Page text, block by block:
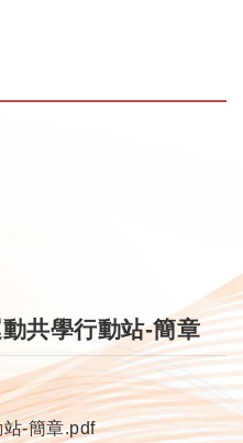
共學行動站-簡章
-簡章.pdf